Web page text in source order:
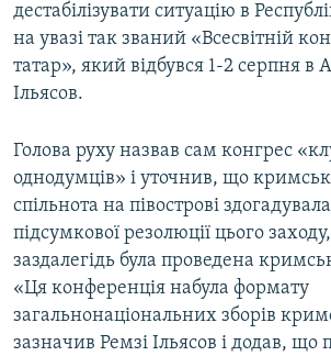
дестабілізувати ситуацію в
на увазі так званий «Всесвітній
татар», який відбувся 1-2 серпня в
Ільясов.
Голова руху назвав сам конгрес
однодумців» і уточнив, що
спільнота на півострові
підсумкової резолюції цього
заздалегідь була проведена
«Ця конференція набула формату
загальнонаціональних зборів
зазначив Ремзі Ільясов і додав, що